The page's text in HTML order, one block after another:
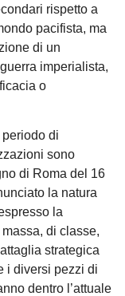
rispetto a
pacifista, ma
di un
imperialista,
o
periodo di
sono
di Roma del 16
la natura
la
di classe,
strategica
i diversi pezzi di
dentro l’attuale